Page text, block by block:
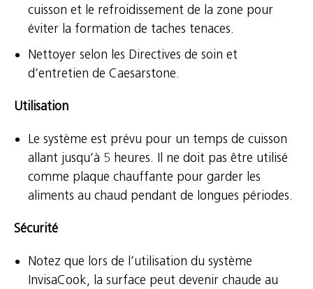
cuisson et le refroidissement de la zone pour
éviter la formation de taches tenaces.
Nettoyer selon les Directives de soin et
d’entretien de Caesarstone.
Utilisation
Le système est prévu pour un temps de cuisson
allant jusqu’à 5 heures. Il ne doit pas être utilisé
comme plaque chauffante pour garder les
aliments au chaud pendant de longues périodes.
Sécurité
Notez que lors de l’utilisation du système
InvisaCook, la surface peut devenir chaude au